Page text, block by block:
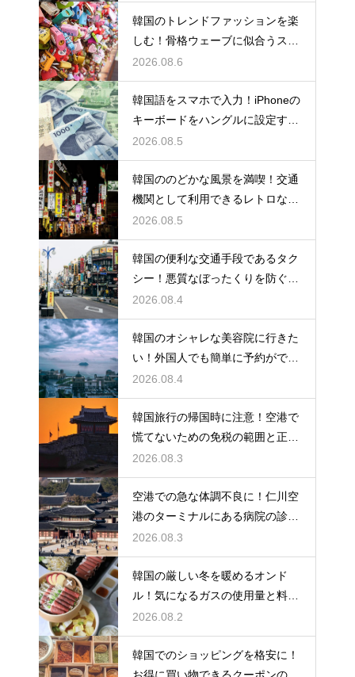
韓国のトレンドファッションを楽
しむ！骨格ウェーブに似合うスタ
イルの特徴
2026.08.6
韓国語をスマホで入力！iPhoneの
キーボードをハングルに設定する
手順
2026.08.5
韓国ののどかな風景を満喫！交通
機関として利用できるレトロな観
光の馬車
2026.08.5
韓国の便利な交通手段であるタク
シー！悪質なぼったくりを防ぐ確
実な対策
2026.08.4
韓国のオシャレな美容院に行きた
い！外国人でも簡単に予約ができ
るアプリ
2026.08.4
韓国旅行の帰国時に注意！空港で
慌てないための免税の範囲と正し
い計算
2026.08.3
空港での急な体調不良に！仁川空
港のターミナルにある病院の診療
時間
2026.08.3
韓国の厳しい冬を暖めるオンド
ル！気になるガスの使用量と料金
の目安
2026.08.2
韓国でのショッピングを格安に！